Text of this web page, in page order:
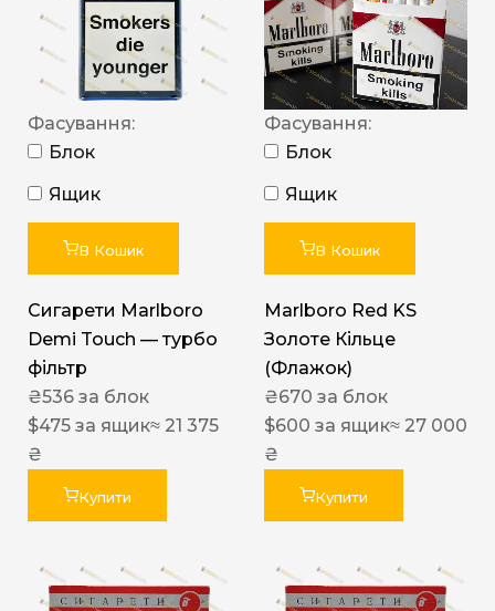
Фасування:
Блок
Ящик
В Кошик
Сигарети Marlboro
Demi Touch — турбо
фільтр
₴536 за блок
$475 за ящик≈ 21 375
₴
Купити
Фасування:
Блок
Ящик
В Кошик
Marlboro Red KS
Золоте Кільце
(Флажок)
₴670 за блок
$600 за ящик≈ 27 000
₴
Купити